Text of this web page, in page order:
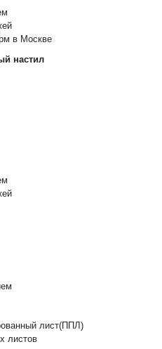
в Москве
настил
лист(ППЛ)
листов